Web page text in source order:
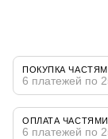
ПОКУПКА
6 платежей по
ОПЛАТА ЧАСТЯМИ
6 платежей по